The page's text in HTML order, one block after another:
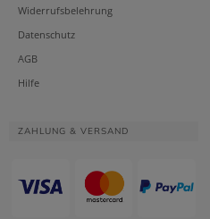
Widerrufsbelehrung
Datenschutz
AGB
Hilfe
ZAHLUNG & VERSAND